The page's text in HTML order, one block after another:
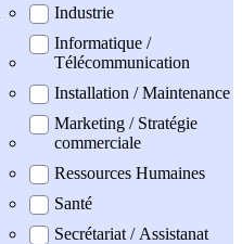
Industrie
Informatique /
Télécommunication
Installation / Maintenance
Marketing / Stratégie
commerciale
Ressources Humaines
Santé
Secrétariat / Assistanat